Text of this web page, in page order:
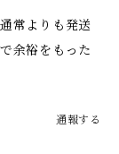
常よりも発送
余裕をもった
通報する